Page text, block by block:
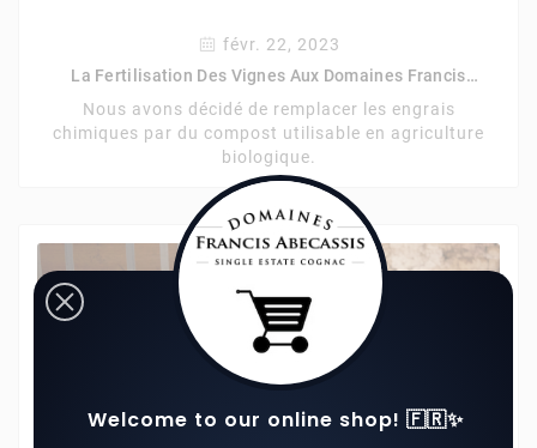
févr. 22, 2023
La Fertilisation Des Vignes Aux Domaines Francis
Nous avons décidé de remplacer les engrais
chimiques par du compost utilisable en agriculture
biologique.
Welcome to our online shop! 🇫🇷✨